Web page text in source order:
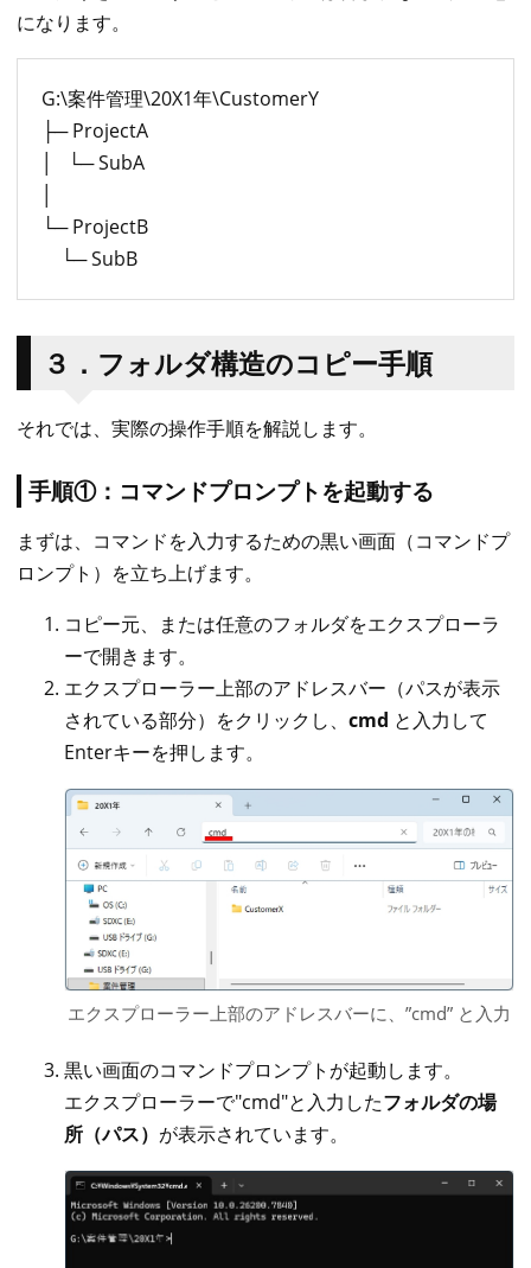
になります。
G:\案件管理\20X1年\CustomerY
├─ ProjectA
│ └─ SubA
└─ ProjectB
└─ SubB
３．フォルダ構造のコピー手順
それでは、実際の操作手順を解説します。
手順①：コマンドプロンプトを起動する
まずは、コマンドを入力するための黒い画面（コマンドプ
ロンプト）を立ち上げます。
コピー元、または任意のフォルダをエクスプローラ
ーで開きます。
エクスプローラー上部のアドレスバー（パスが表示
されている部分）をクリックし、 cmd と入力して
Enterキーを押します。
エクスプローラー上部のアドレスバーに、”cmd” と入力
黒い画面のコマンドプロンプトが起動します。
エクスプローラーで"cmd"と入力したフォルダの場
所（パス） が表示されています。